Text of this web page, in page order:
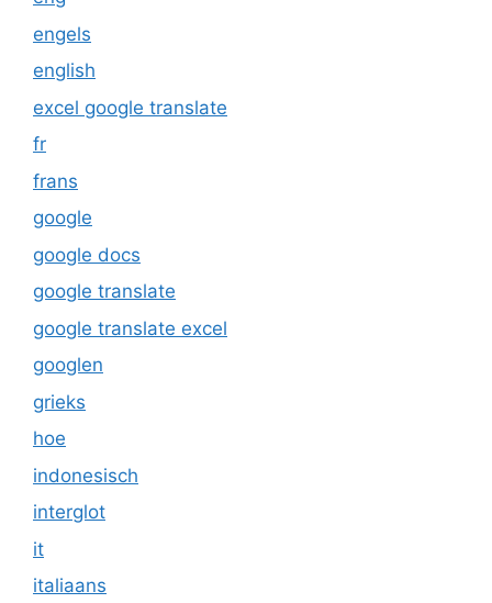
engels
english
excel google translate
fr
frans
google
google docs
google translate
google translate excel
googlen
grieks
hoe
indonesisch
interglot
it
italiaans